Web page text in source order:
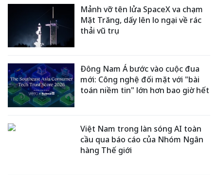
Mảnh vỡ tên lửa SpaceX va chạm
Mặt Trăng, dấy lên lo ngại về rác
thải vũ trụ
Đông Nam Á bước vào cuộc đua
mới: Công nghệ đối mặt với "bài
toán niềm tin" lớn hơn bao giờ hết
Việt Nam trong làn sóng AI toàn
cầu qua báo cáo của Nhóm Ngân
hàng Thế giới